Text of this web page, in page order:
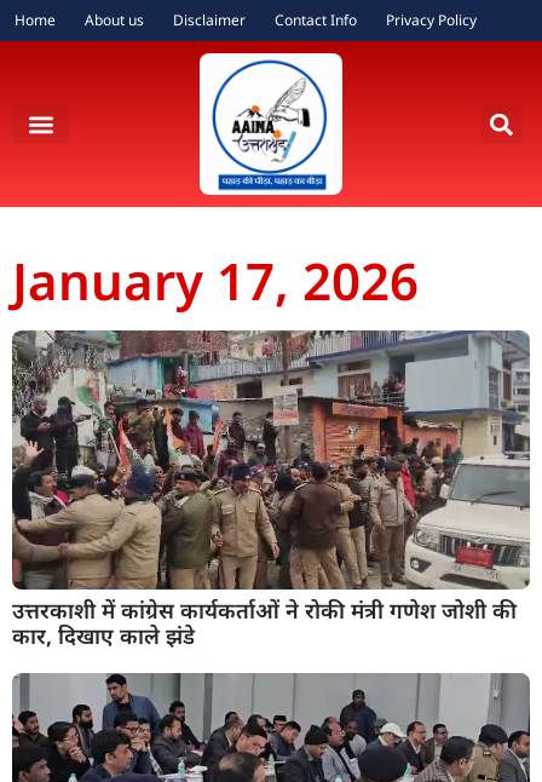
Home About us Disclaimer Contact Info Privacy Policy
January 17, 2026
उत्तरकाशी में कांग्रेस कार्यकर्ताओं ने रोकी मंत्री गणेश जोशी की
कार, दिखाए काले झंडे